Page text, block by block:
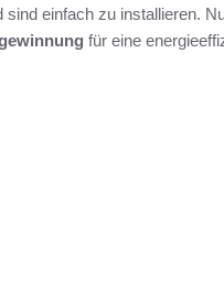
sind einfach zu installieren.
für eine